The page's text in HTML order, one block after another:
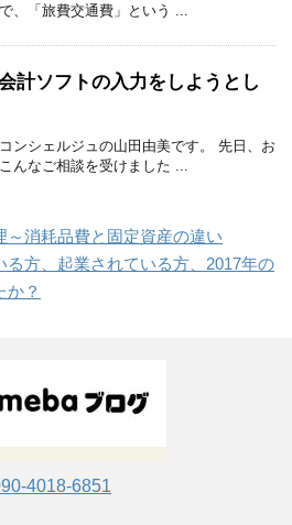
、「旅費交通費」という ...
計ソフトの入力をしようとし
ンシェルジュの山田由美です。 先日、お
んなご相談を受けました ...
～消耗品費と固定資産の違い
る方、起業されている方、2017年の
か？
4018-6851